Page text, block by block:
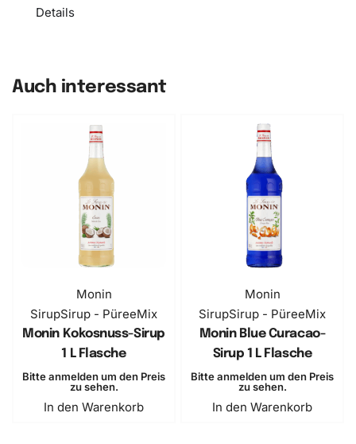
Details
Auch interessant
Monin
SirupSirup - PüreeMix
Monin Kokosnuss-Sirup
1 L Flasche
Bitte anmelden um den Preis
zu sehen.
In den Warenkorb
Monin
SirupSirup - PüreeMix
Monin Blue Curacao-
Sirup 1 L Flasche
Bitte anmelden um den Preis
zu sehen.
In den Warenkorb